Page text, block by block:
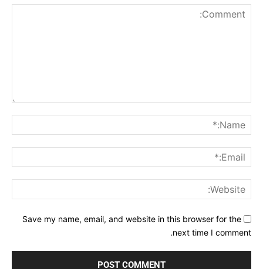
Save my name, email, and website in this browser for the
next time I comment.